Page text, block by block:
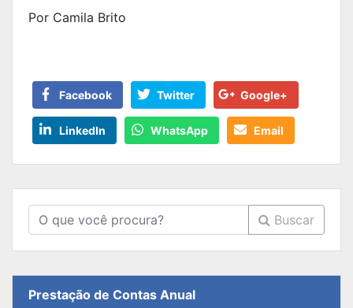
Por Camila Brito
Facebook Twitter Google+
LinkedIn WhatsApp Email
Buscar
Prestação de Contas Anual